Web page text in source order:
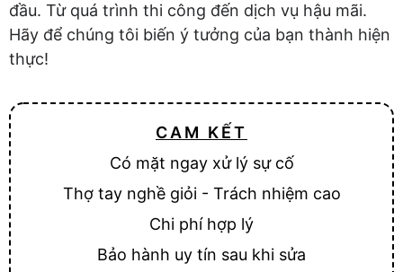
đầu. Từ quá trình thi công đến dịch vụ hậu mãi.
Hãy để chúng tôi biến ý tưởng của bạn thành hiện
thực!
CAM KẾT
Có mặt ngay xử lý sự cố
Thợ tay nghề giỏi - Trách nhiệm cao
Chi phí hợp lý
Bảo hành uy tín sau khi sửa